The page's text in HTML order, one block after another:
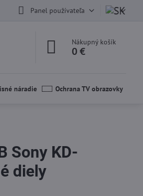
Panel používateľa
Nákupný košík
0 €
náradie Ochrana TV obrazovky
Sony KD-
diely